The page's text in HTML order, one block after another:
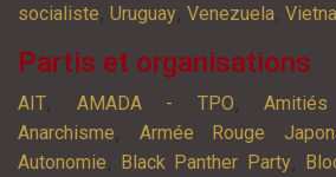
socialiste, Uruguay, Venezuela,
Partis et organisations
AIT, AMADA - TPO,
Anarchisme, Armée Rouge
Autonomie, Black Panther Party,